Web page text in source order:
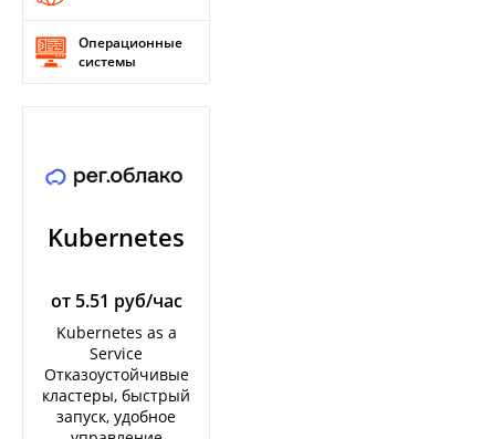
Операционные
системы
Kubernetes
от 5.51 руб/час
Kubernetes as a
Service
Отказоустойчивые
кластеры, быстрый
запуск, удобное